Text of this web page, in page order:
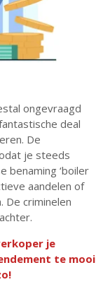
ongevraagd
deal
De
je steeds
benaming ‘boiler
aandelen of
De criminelen
je
te mooi